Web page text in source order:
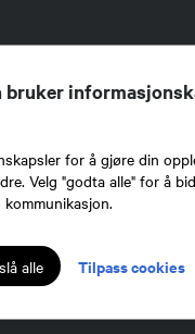
bruker
for å gjøre din
Velg "godta alle" for å
alle Tilpass cookies
viktigste miljøene for formidling av
nøytral organisasjon, men har et sterkt
saker.
Jeger- og Fiskerforbund har ansvar for